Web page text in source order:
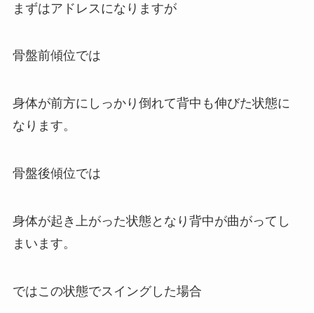
まずはアドレスになりますが
骨盤前傾位では
身体が前方にしっかり倒れて背中も伸びた状態に
なります。
骨盤後傾位では
身体が起き上がった状態となり背中が曲がってし
まいます。
ではこの状態でスイングした場合